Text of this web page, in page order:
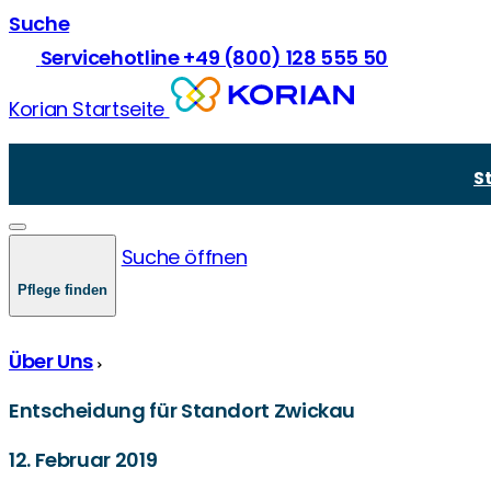
Suche
Servicehotline +49 (800) 128 555 50
Korian Startseite
Vollstationäre Pflege
Demenzpflege
Verhinderungspflege
Junge Pflege
Comorbidität
Über Korian
Unsere Werte
Zukünftige Standorte & Bauprojekte
Pflege und Prävention
Demenz und Pflege
Gesetze und Recht
Pflegegrade
Pflegekasse und -finanzierung
Pflege finden
Suche öffnen
Über Uns
Entscheidung für Standort Zwickau
12. Februar 2019